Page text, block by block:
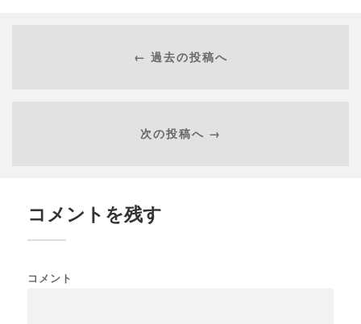
← 過去の投稿へ
次の投稿へ →
コメントを残す
コメント